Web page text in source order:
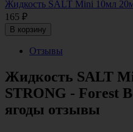
Жидкость SALT Mini 10мл
165 ₽
В корзину
Отзывы
Жидкость SALT
STRONG - Forest
ягоды отзывы